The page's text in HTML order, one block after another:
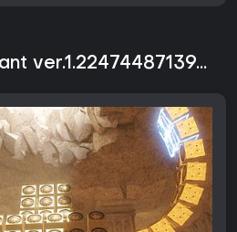
ver.1.22474487139...